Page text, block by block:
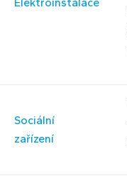
Sociální
zařízení